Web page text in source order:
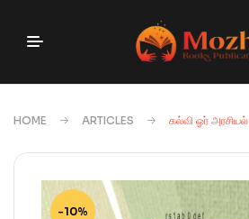
HOME ARTICLES கல்வி ஓர் அரசியல்
-10%